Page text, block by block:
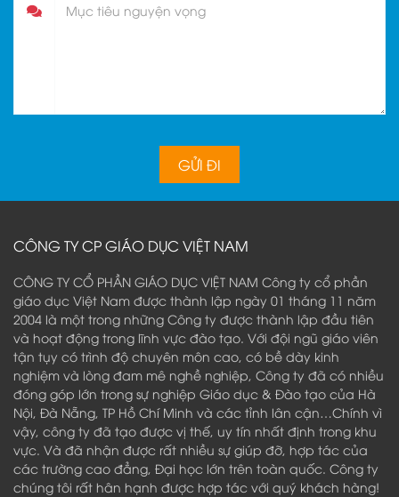
CÔNG TY CP GIÁO DỤC VIỆT NAM
CÔNG TY CỔ PHẦN GIÁO DỤC VIỆT NAM Công ty cổ phần
giáo dục Việt Nam được thành lập ngày 01 tháng 11 năm
2004 là một trong những Công ty được thành lập đầu tiên
và hoạt động trong lĩnh vực đào tạo. Với đội ngũ giáo viên
tận tụy có trình độ chuyên môn cao, có bề dày kinh
nghiệm và lòng đam mê nghề nghiệp, Công ty đã có nhiều
đóng góp lớn trong sự nghiệp Giáo dục & Đào tạo của Hà
Nội, Đà Nẵng, TP Hồ Chí Minh và các tỉnh lân cận…Chính vì
vậy, công ty đã tạo được vị thế, uy tín nhất định trong khu
vực. Và đã nhận được rất nhiều sự giúp đỡ, hợp tác của
các trường cao đẳng, Đại học lớn trên toàn quốc. Công ty
chúng tôi rất hân hạnh được hợp tác với quý khách hàng!